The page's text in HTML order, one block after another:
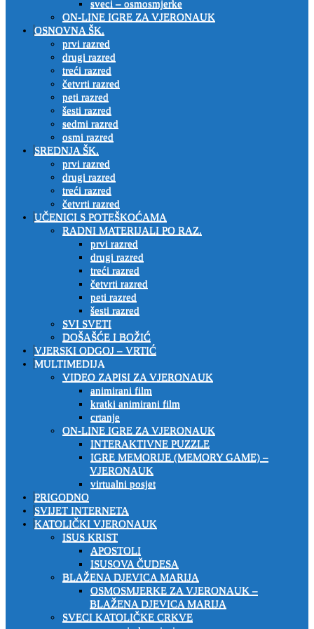
sveci – osmosmjerke
ON-LINE IGRE ZA VJERONAUK
OSNOVNA ŠK.
prvi razred
drugi razred
treći razred
četvrti razred
peti razred
šesti razred
sedmi razred
osmi razred
SREDNJA ŠK.
prvi razred
drugi razred
treći razred
četvrti razred
UČENICI S POTEŠKOĆAMA
RADNI MATERIJALI PO RAZ.
prvi razred
drugi razred
treći razred
četvrti razred
peti razred
šesti razred
SVI SVETI
DOŠAŠĆE I BOŽIĆ
VJERSKI ODGOJ – VRTIĆ
MULTIMEDIJA
VIDEO ZAPISI ZA VJERONAUK
animirani film
kratki animirani film
crtanje
ON-LINE IGRE ZA VJERONAUK
INTERAKTIVNE PUZZLE
IGRE MEMORIJE (MEMORY GAME) –
VJERONAUK
virtualni posjet
PRIGODNO
SVIJET INTERNETA
KATOLIČKI VJERONAUK
ISUS KRIST
APOSTOLI
ISUSOVA ČUDESA
BLAŽENA DJEVICA MARIJA
OSMOSMJERKE ZA VJERONAUK –
BLAŽENA DJEVICA MARIJA
SVECI KATOLIČKE CRKVE